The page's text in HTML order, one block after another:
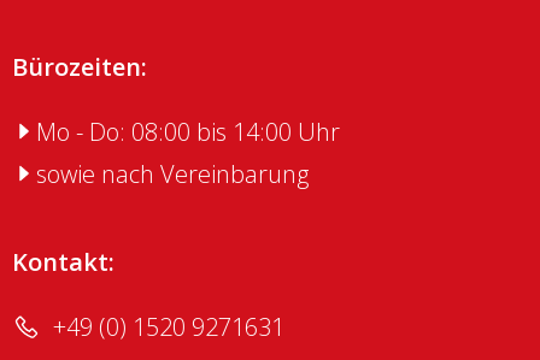
Bürozeiten:
Mo - Do: 08:00 bis 14:00 Uhr
sowie nach Vereinbarung
Kontakt:
+49 (0) 1520 9271631